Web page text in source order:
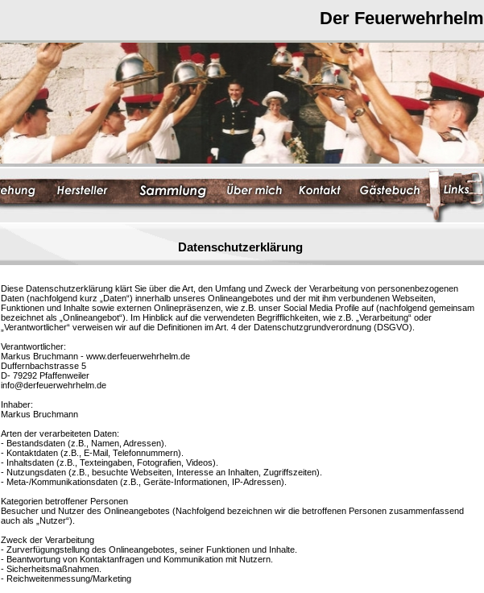
Der Feuerwehrhelm
Datenschutzerklärung
Diese Datenschutzerklärung klärt Sie über die Art, den Umfang und Zweck der Verarbeitung von personenbezogenen
Daten (nachfolgend kurz „Daten“) innerhalb unseres Onlineangebotes und der mit ihm verbundenen Webseiten,
Funktionen und Inhalte sowie externen Onlinepräsenzen, wie z.B. unser Social Media Profile auf (nachfolgend gemeinsam
bezeichnet als „Onlineangebot“). Im Hinblick auf die verwendeten Begrifflichkeiten, wie z.B. „Verarbeitung“ oder
„Verantwortlicher“ verweisen wir auf die Definitionen im Art. 4 der Datenschutzgrundverordnung (DSGVO).
Verantwortlicher:
Markus Bruchmann - www.derfeuerwehrhelm.de
Duffernbachstrasse 5
D- 79292 Pfaffenweiler
info@derfeuerwehrhelm.de
Inhaber:
Markus Bruchmann
Arten der verarbeiteten Daten:
- Bestandsdaten (z.B., Namen, Adressen).
- Kontaktdaten (z.B., E-Mail, Telefonnummern).
- Inhaltsdaten (z.B., Texteingaben, Fotografien, Videos).
- Nutzungsdaten (z.B., besuchte Webseiten, Interesse an Inhalten, Zugriffszeiten).
- Meta-/Kommunikationsdaten (z.B., Geräte-Informationen, IP-Adressen).
Kategorien betroffener Personen
Besucher und Nutzer des Onlineangebotes (Nachfolgend bezeichnen wir die betroffenen Personen zusammenfassend
auch als „Nutzer“).
Zweck der Verarbeitung
- Zurverfügungstellung des Onlineangebotes, seiner Funktionen und Inhalte.
- Beantwortung von Kontaktanfragen und Kommunikation mit Nutzern.
- Sicherheitsmaßnahmen.
- Reichweitenmessung/Marketing